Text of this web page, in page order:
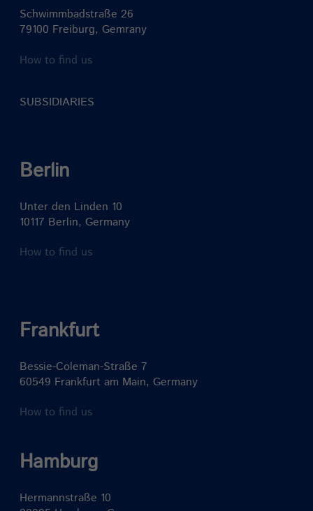
Schwimmbadstraße 26
79100 Freiburg, Gemrany
How to find us
SUBSIDIARIES
Berlin
Unter den Linden 10
10117 Berlin, Germany
How to find us
Frankfurt
Bessie-Coleman-Straße 7
60549 Frankfurt am Main, Germany
How to find us
Hamburg
Hermannstraße 10